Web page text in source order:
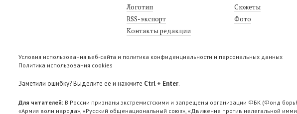
Логотип
RSS-экспорт
Контакты редакции
Сюжеты
Фото
Условия использования веб-сайта и политика конфиденциальности и персональных данных
Политика использования cookies
Заметили ошибку? Выделите её и нажмите Ctrl + Enter.
Для читателей: В России признаны экстремистскими и запрещены организации ФБК (Фонд
«Армия воли народа», «Русский общенациональный союз», «Движение против нелегальной